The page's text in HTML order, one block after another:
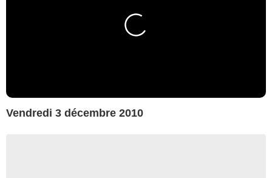
Vendredi 3 décembre 2010